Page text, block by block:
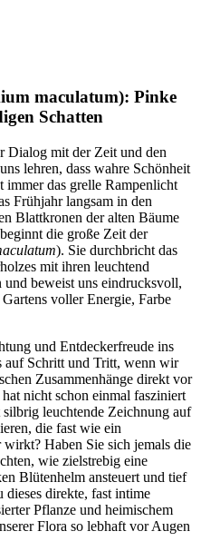
maculatum): Pinke
Schatten
Dialog mit der Zeit und den
lehren, dass wahre Schönheit
das grelle Rampenlicht
Frühjahr langsam in den
Blattkronen der alten Bäume
die große Zeit der
). Sie durchbricht das
mit ihren leuchtend
beweist uns eindrucksvoll,
voller Energie, Farbe
und Entdeckerfreude ins
auf Schritt und Tritt, wenn wir
Zusammenhänge direkt vor
nicht schon einmal fasziniert
leuchtende Zeichnung auf
die fast wie ein
Haben Sie sich jemals die
wie zielstrebig eine
Blütenhelm ansteuert und tief
dieses direkte, fast intime
Pflanze und heimischem
Flora so lebhaft vor Augen